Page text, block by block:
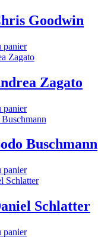
Goodwin
panier
Zagato
panier
Buschmann
panier
Schlatter
panier